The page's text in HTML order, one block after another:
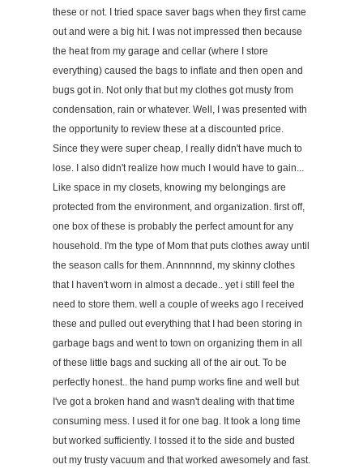
these or not. I tried space saver bags when they first came
out and were a big hit. I was not impressed then because
the heat from my garage and cellar (where I store
everything) caused the bags to inflate and then open and
bugs got in. Not only that but my clothes got musty from
condensation, rain or whatever. Well, I was presented with
the opportunity to review these at a discounted price.
Since they were super cheap, I really didn't have much to
lose. I also didn't realize how much I would have to gain...
Like space in my closets, knowing my belongings are
protected from the environment, and organization. first off,
one box of these is probably the perfect amount for any
household. I'm the type of Mom that puts clothes away until
the season calls for them. Annnnnnd, my skinny clothes
that I haven't worn in almost a decade.. yet i still feel the
need to store them. well a couple of weeks ago I received
these and pulled out everything that I had been storing in
garbage bags and went to town on organizing them in all
of these little bags and sucking all of the air out. To be
perfectly honest.. the hand pump works fine and well but
I've got a broken hand and wasn't dealing with that time
consuming mess. I used it for one bag. It took a long time
but worked sufficiently. I tossed it to the side and busted
out my trusty vacuum and that worked awesomely and fast.